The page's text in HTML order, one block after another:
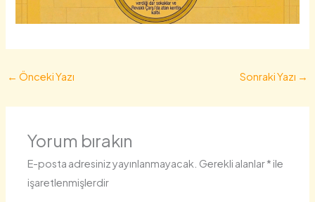
← Önceki Yazı Sonraki Yazı →
Yorum bırakın
E-posta adresiniz yayınlanmayacak. Gerekli alanlar* ile
işaretlenmişlerdir